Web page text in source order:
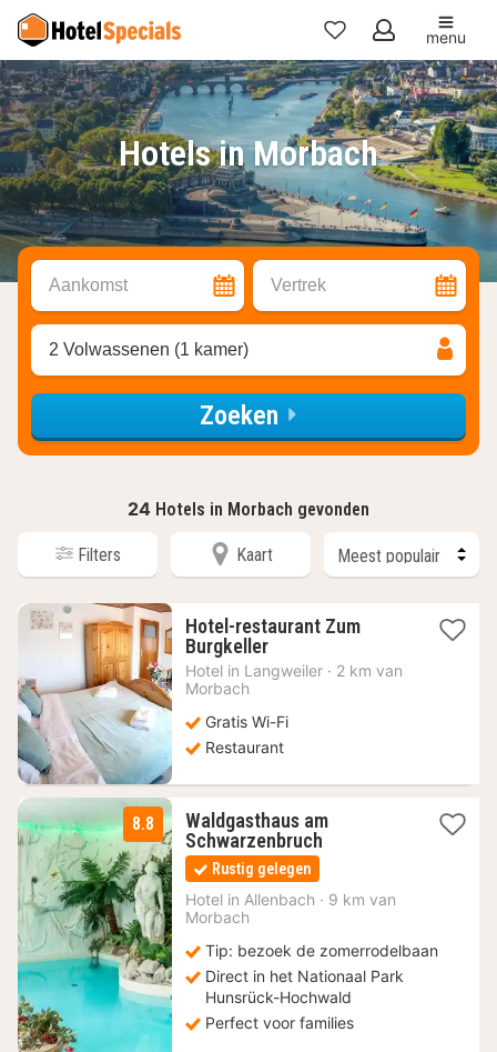
Mijn
favorieten
menu
Hotels in Morbach
Aankomst Vertrek
2 Volwassenen (1 kamer)
Zoeken
24 Hotels in Morbach gevonden
Filters Kaart
Hotel-restaurant Zum
Burgkeller1
nacht
vanaf
€
Hotel in Langweiler · 2 km van
Morbach
Gratis Wi-Fi
Restaurant
8.8
Waldgasthaus am
Schwarzenbruch1
136
Rustig gelegen
Hotel in Allenbach · 9 km van
Morbach
Tip: bezoek de zomerrodelbaan
Direct in het Nationaal Park
Hunsrück-Hochwald
Perfect voor families